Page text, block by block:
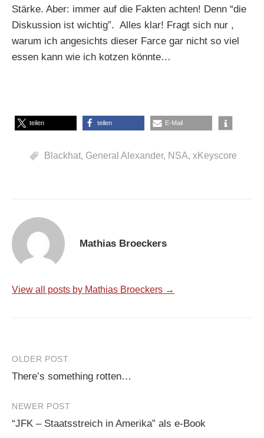
Stärke. Aber: immer auf die Fakten achten! Denn “die
Diskussion ist wichtig”. Alles klar! Fragt sich nur ,
warum ich angesichts dieser Farce gar nicht so viel
essen kann wie ich kotzen könnte…
teilen teilen E-Mail
Blackhat, General Alexander, NSA, xKeyscore
Mathias Broeckers
View all posts by Mathias Broeckers →
Post
navigation
OLDER POST
There’s something rotten…
NEWER POST
“JFK – Staatsstreich in Amerika” als e-Book